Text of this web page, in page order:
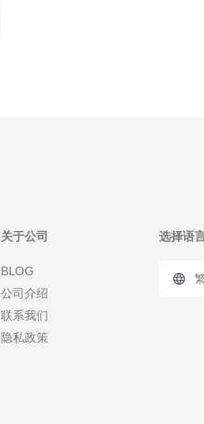
关于公司
BLOG
公司介绍
联系我们
隐私政策
选择语